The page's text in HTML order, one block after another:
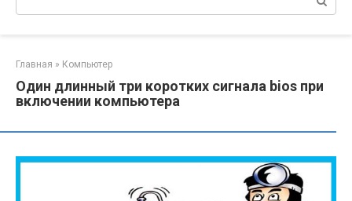
Главная » Компьютер
Один длинный три коротких сигнала bios при
включении компьютера